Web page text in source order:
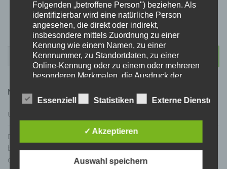
a
i
g
a
t
NEUESTE BEITRÄGE
Urteil zur Schlüsselaufbewahrung Waffentresor
Die Grüne: Gutachterliche Stellungnahme Prof. Dr. Gärditz
betreffend Verfassungskonformität von Gestaltungsoptionen
der Regelanfrage beim Verfassungsschutz im Waffenrecht
Folgenden „betroffene Person") beziehen. Als
identifizierbar wird eine natürliche Person
angesehen, die direkt oder indirekt,
insbesondere mittels Zuordnung zu einer
Kennung wie einem Namen, zu einer
Kennnummer, zu Standortdaten, zu einer
Online-Kennung oder zu einem oder mehreren
besonderen Merkmalen, die Ausdruck der
psychischen, wirtschaftlichen, kulturellen oder
sozialen Identität dieser natürlichen Person
b) betroffene Person
Betroffene Person ist jede identifizierte oder
personenbezogene Daten von dem für die
Essenziell Statistiken Externe Dienste
✓ Akzeptieren
Auswahl speichern